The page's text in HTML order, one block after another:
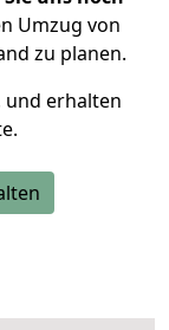
Umzug von
zu planen.
und erhalten